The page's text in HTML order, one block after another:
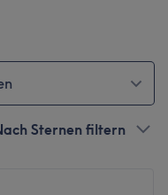
Sternen filtern